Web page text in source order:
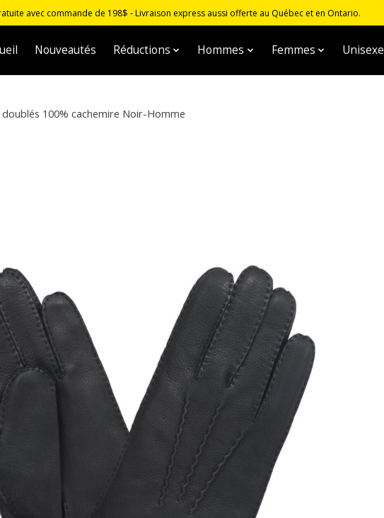
avec commande de 198$ - Livraison express aussi offerte au Québec et en Ontario.
Nouveautés Réductions Hommes Femmes Unisexe
100% cachemire Noir-Homme